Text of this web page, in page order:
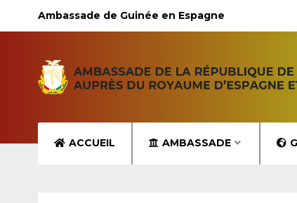
Ambassade de Guinée en Espagne
ACCUEIL AMBASSADE